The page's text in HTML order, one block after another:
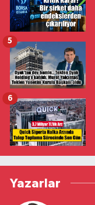
5
6
Yazarlar